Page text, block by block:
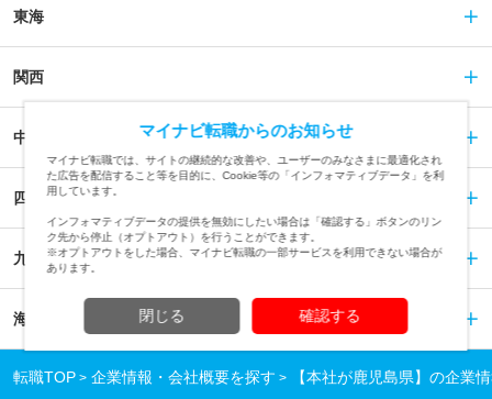
東海
関西
中国
四国
九州
海外
転職TOP 企業情報・会社概要を探す 【本社が鹿児島県】の企業
マイナビ転職からのお知らせ
マイナビ転職では、サイトの継続的な改善や、ユーザーのみなさまに最適化され
た広告を配信すること等を目的に、Cookie等の「インフォマティブデータ」を利
用しています。
インフォマティブデータの提供を無効にしたい場合は「確認する」ボタンのリン
ク先から停止（オプトアウト）を行うことができます。
※オプトアウトをした場合、マイナビ転職の一部サービスを利用できない場合が
あります。
閉じる 確認する